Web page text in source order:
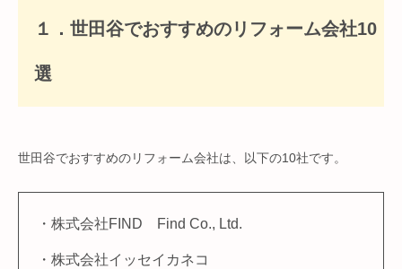
１．世田谷でおすすめのリフォーム会社10
選
世田谷でおすすめのリフォーム会社は、以下の10社です。
・株式会社FIND Find Co., Ltd.
・株式会社イッセイカネコ